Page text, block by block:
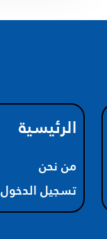
الرئيسية
من نحن
تسجيل الدخول